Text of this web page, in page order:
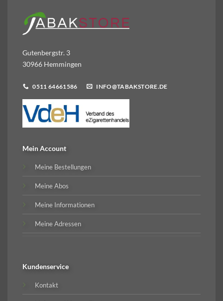
Gutenbergstr. 3
30966 Hemmingen
0511 64661586 INFO@TABAKSTORE.DE
Mein Account
Meine Bestellungen
Meine Abos
Meine Informationen
Meine Adressen
Kundenservice
Kontakt